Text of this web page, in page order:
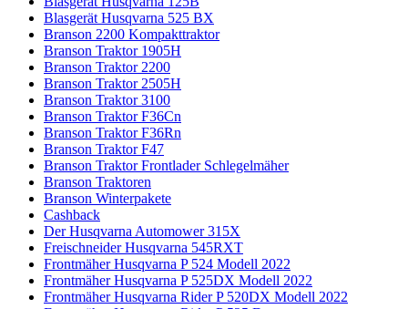
Blasgerät Husqvarna 525 BX
Branson 2200 Kompakttraktor
Branson Traktor 1905H
Branson Traktor 2200
Branson Traktor 2505H
Branson Traktor 3100
Branson Traktor F36Cn
Branson Traktor F36Rn
Branson Traktor F47
Branson Traktor Frontlader Schlegelmäher
Branson Traktoren
Branson Winterpakete
Cashback
Der Husqvarna Automower 315X
Freischneider Husqvarna 545RXT
Frontmäher Husqvarna P 524 Modell 2022
Frontmäher Husqvarna P 525DX Modell 2022
Frontmäher Husqvarna Rider P 520DX Modell 2022